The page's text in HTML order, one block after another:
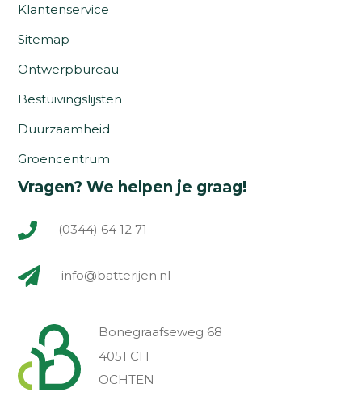
Klantenservice
Sitemap
Ontwerpbureau
Bestuivingslijsten
Duurzaamheid
Groencentrum
Vragen? We helpen je graag!
(0344) 64 12 71
info@batterijen.nl
Bonegraafseweg 68
4051 CH
OCHTEN